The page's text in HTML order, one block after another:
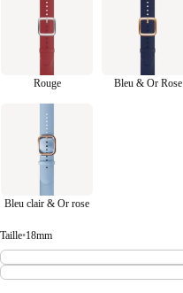
Rouge Bleu & Or Rose
Bleu clair & Or rose
Taille•18mm